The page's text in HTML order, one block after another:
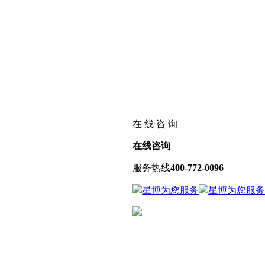
在 线 咨 询
在线咨询
服务热线400-772-0096
星博为您服务 星博为您服务